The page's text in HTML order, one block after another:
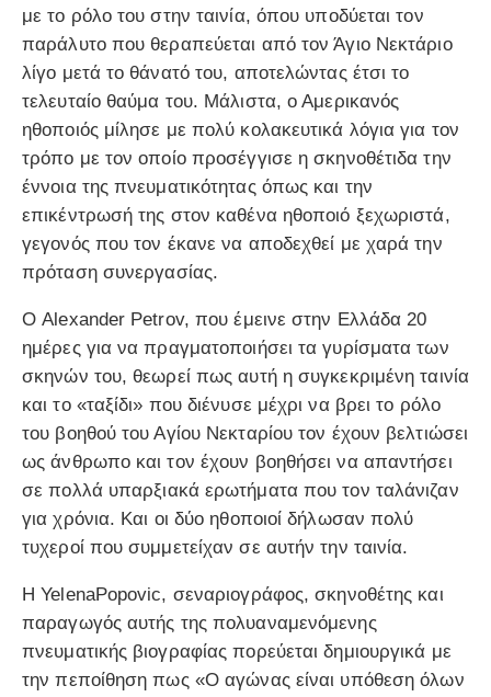
με το ρόλο του στην ταινία, όπου υποδύεται τον
παράλυτο που θεραπεύεται από τον Άγιο Νεκτάριο
λίγο μετά το θάνατό του, αποτελώντας έτσι το
τελευταίο θαύμα του. Μάλιστα, ο Αμερικανός
ηθοποιός μίλησε με πολύ κολακευτικά λόγια για τον
τρόπο με τον οποίο προσέγγισε η σκηνοθέτιδα την
έννοια της πνευματικότητας όπως και την
επικέντρωσή της στον καθένα ηθοποιό ξεχωριστά,
γεγονός που τον έκανε να αποδεχθεί με χαρά την
πρόταση συνεργασίας.
Ο Alexander Petrov, που έμεινε στην Ελλάδα 20
ημέρες για να πραγματοποιήσει τα γυρίσματα των
σκηνών του, θεωρεί πως αυτή η συγκεκριμένη ταινία
και το «ταξίδι» που διένυσε μέχρι να βρει το ρόλο
του βοηθού του Αγίου Νεκταρίου τον έχουν βελτιώσει
ως άνθρωπο και τον έχουν βοηθήσει να απαντήσει
σε πολλά υπαρξιακά ερωτήματα που τον ταλάνιζαν
για χρόνια. Και οι δύο ηθοποιοί δήλωσαν πολύ
τυχεροί που συμμετείχαν σε αυτήν την ταινία.
Η YelenaPopovic, σεναριογράφος, σκηνοθέτης και
παραγωγός αυτής της πολυαναμενόμενης
πνευματικής βιογραφίας πορεύεται δημιουργικά με
την πεποίθηση πως «Ο αγώνας είναι υπόθεση όλων